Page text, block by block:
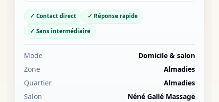
✓ Contact direct ✓ Réponse rapide
✓ Sans intermédiaire
Mode
Domicile & salon
Zone
Almadies
Quartier
Almadies
Salon
Néné Gallé Massage